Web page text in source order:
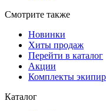
Смотрите также
Новинки
Хиты продаж
Перейти в каталог
Акции
Комплекты
Каталог